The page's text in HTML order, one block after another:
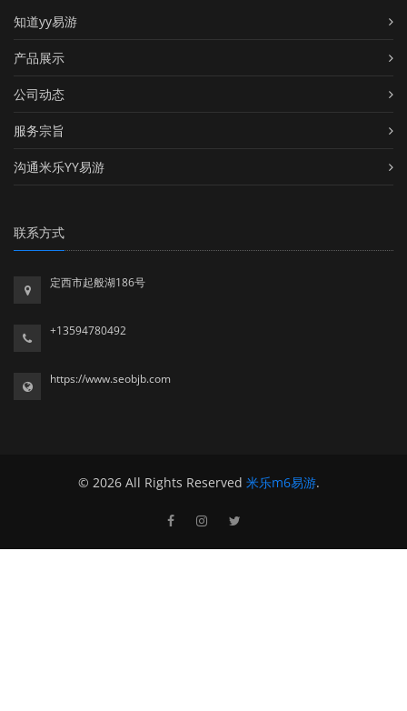
知道yy易游
产品展示
公司动态
服务宗旨
沟通米乐YY易游
联系方式
定西市起般湖186号
+13594780492
https://www.seobjb.com
© 2026 All Rights Reserved 米乐m6易游.